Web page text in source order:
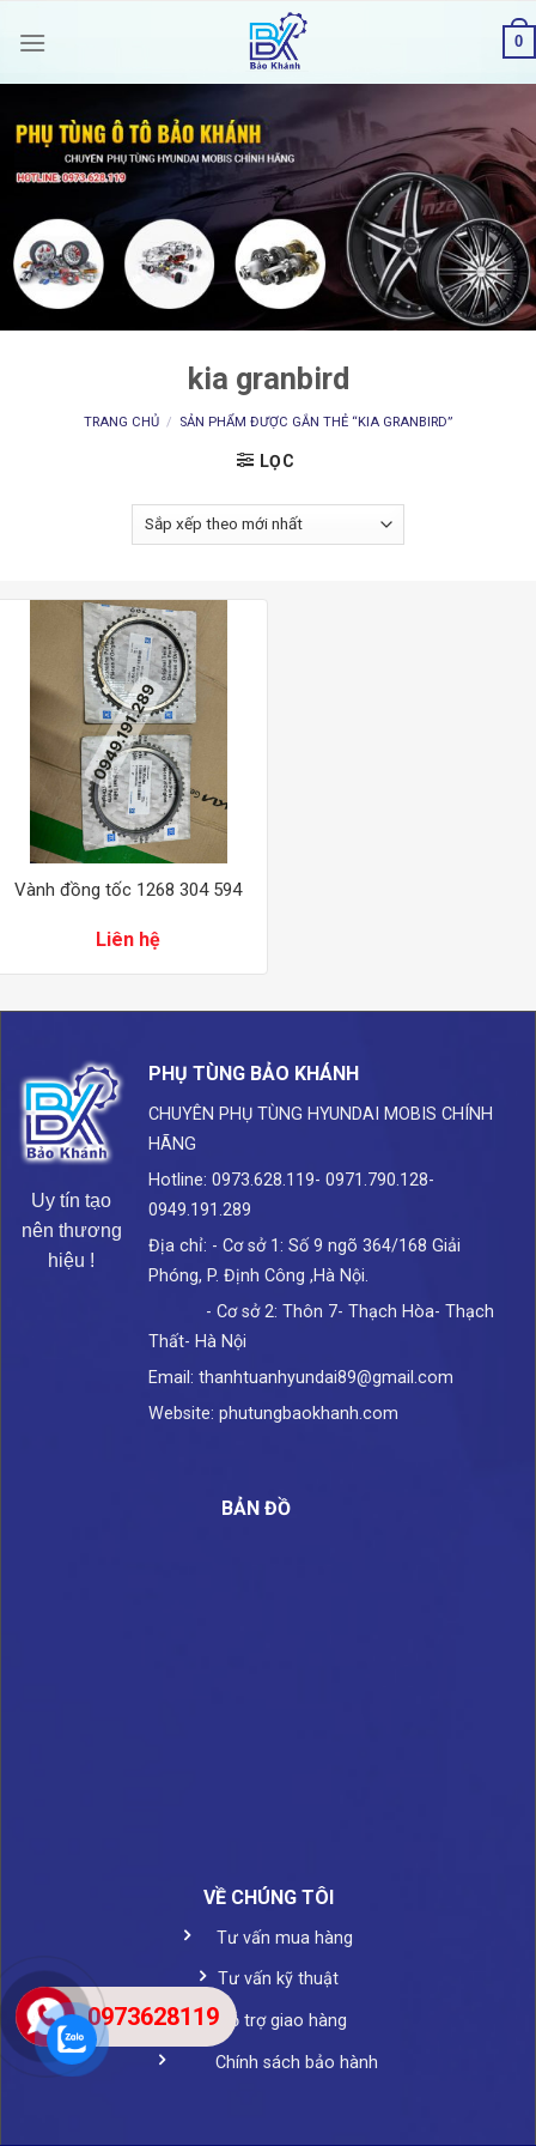
0
kia granbird
TRANG CHỦ / SẢN PHẨM ĐƯỢC GẮN THẺ “KIA GRANBIRD”
LỌC
Vành đồng tốc 1268 304 594
Liên hệ
Uy tín tạo
nên thương
hiệu !
PHỤ TÙNG BẢO KHÁNH
CHUYÊN PHỤ TÙNG HYUNDAI MOBIS CHÍNH
HÃNG
Hotline: 0973.628.119- 0971.790.128-
0949.191.289
Địa chỉ: - Cơ sở 1: Số 9 ngõ 364/168 Giải
Phóng, P. Định Công ,Hà Nội.
- Cơ sở 2: Thôn 7- Thạch Hòa- Thạch
Thất- Hà Nội
Email: thanhtuanhyundai89@gmail.com
Website: phutungbaokhanh.com
BẢN ĐỒ
VỀ CHÚNG TÔI
Tư vấn mua hàng
Tư vấn kỹ thuật
Hỗ trợ giao hàng
Chính sách bảo hành
0973628119